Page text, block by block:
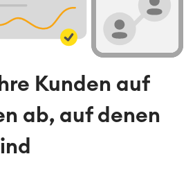
Kunden auf
ab, auf denen